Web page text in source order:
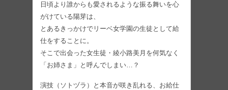
日頃より誰からも愛されるような振る舞いを心
がけている陽芽は、
とあるきっかけでリーベ女学園の生徒として給
仕をすることに。
そこで出会った女生徒・綾小路美月を何気なく
「お姉さま」と呼んでしまい…？
演技（ソトヅラ）と本音が咲き乱れる、お給仕